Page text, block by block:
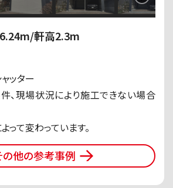
軒高2.3m
ッター
、現場状況により施工できない場合
て変わっています。
の他の参考事例